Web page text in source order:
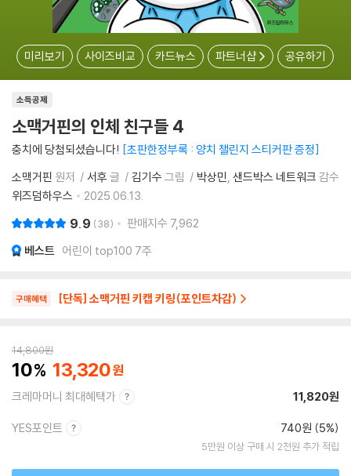
미리보기 사이즈비교 카드뉴스 파트너샵 공유하기
소득공제
소맥거핀의 인체 친구들 4
충치에 당첨되셨습니다! 초판한정부록 : 양치 챌린지 스티커판 증정
소맥거핀 원저 서후 글 김기수 그림 박상민 샌드박스 네트워크 감수
위즈덤하우스
2025.06.13.
9.9 38 판매지수 7,962
베스트 어린이 top100 7주
구매혜택 [단독] 소맥거핀 키캡 키링(포인트차감)
14,800원
10 13,320
크레마머니 최대혜택가 11,820원
YES포인트 740원 (5%)
5만원 이상 구매 시 2천원 추가 적립